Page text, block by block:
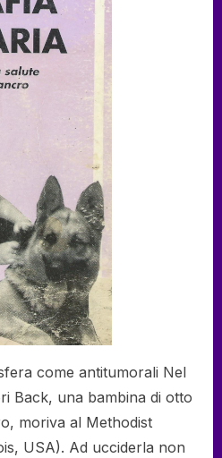
–
–
Schär-
Manzoli
come antitumorali Nel
Back, una bambina di otto
moriva al Methodist
USA). Ad ucciderla non